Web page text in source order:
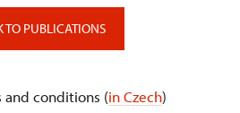
TO PUBLICATIONS
and conditions (in Czech)